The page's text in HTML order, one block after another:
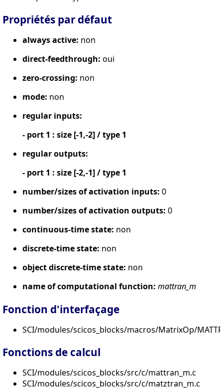
Propriétés par défaut
always active: non
direct-feedthrough: oui
zero-crossing: non
mode: non
regular inputs:
- port 1 : size [-1,-2] / type 1
regular outputs:
- port 1 : size [-2,-1] / type 1
number/sizes of activation inputs: 0
number/sizes of activation outputs: 0
continuous-time state: non
discrete-time state: non
object discrete-time state: non
name of computational function: mattran_m
Fonction d'interfaçage
SCI/modules/scicos_blocks/macros/MatrixOp/
Fonctions de calcul
SCI/modules/scicos_blocks/src/c/mattran_m.c
SCI/modules/scicos_blocks/src/c/matztran_m.c